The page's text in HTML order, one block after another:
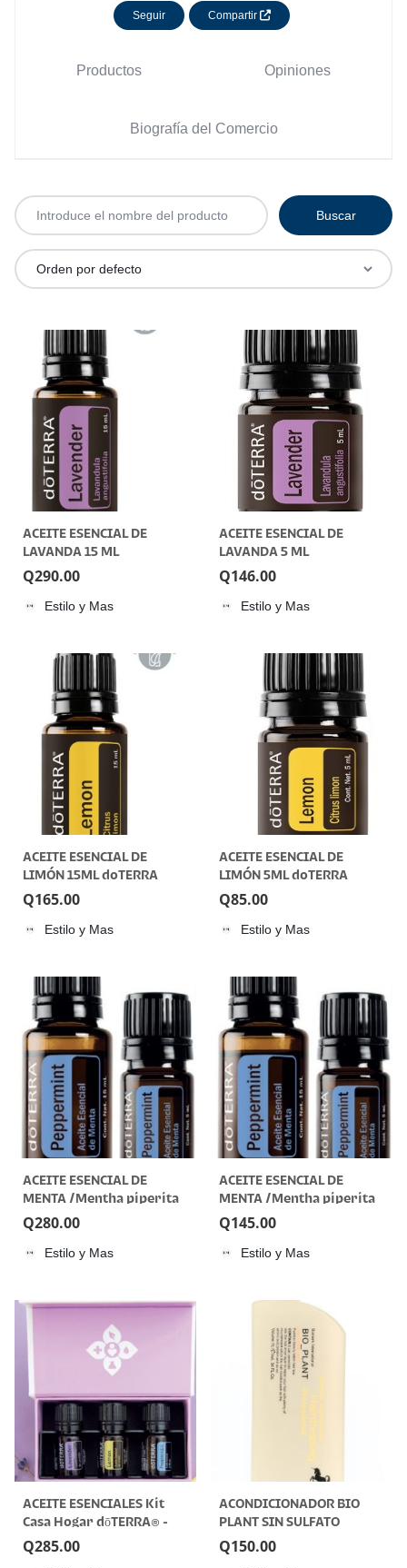
Compartir
Seguir
Productos Opiniones
Biografía del Comercio
ACEITE ESENCIAL DE
LAVANDA 15 ML
Q290.00
Estilo y Mas
ACEITE ESENCIAL DE
LAVANDA 5 ML
Q146.00
Estilo y Mas
ACEITE ESENCIAL DE
LIMÓN 15ML doTERRA
Q165.00
Estilo y Mas
ACEITE ESENCIAL DE
LIMÓN 5ML doTERRA
Q85.00
Estilo y Mas
ACEITE ESENCIAL DE
MENTA /Mentha piperita
15 ml
Q280.00
Estilo y Mas
ACEITE ESENCIAL DE
MENTA /Mentha piperita
5ml
Q145.00
Estilo y Mas
ACEITE ESENCIALES Kit
Casa Hogar dōTERRA® -
LAVANDA, LIMON Y
Q285.00
ACONDICIONADOR BIO
PLANT SIN SULFATO
Q150.00